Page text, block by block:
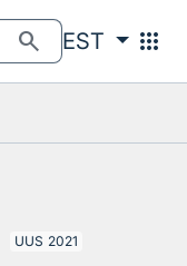
search EST apps
UUS 2021